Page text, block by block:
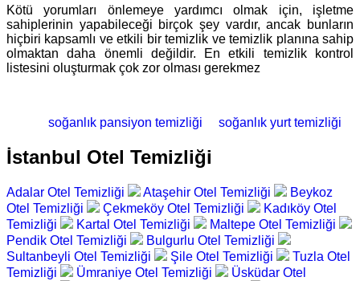
Kötü yorumları önlemeye yardımcı olmak için, işletme
sahiplerinin yapabileceği birçok şey vardır, ancak bunların
hiçbiri kapsamlı ve etkili bir temizlik ve temizlik planına sahip
olmaktan daha önemli değildir. En etkili temizlik kontrol
listesini oluşturmak çok zor olması gerekmez
soğanlık pansiyon temizliği soğanlık yurt temizliği
İstanbul Otel Temizliği
Adalar Otel Temizliği Ataşehir Otel Temizliği
Beykoz
Otel Temizliği
Çekmeköy Otel Temizliği
Kadıköy Otel
Temizliği
Kartal Otel Temizliği
Maltepe Otel Temizliği
Pendik Otel Temizliği
Bulgurlu Otel Temizliği
Sultanbeyli Otel Temizliği
Şile Otel Temizliği
Tuzla Otel
Temizliği
Ümraniye Otel Temizliği
Üsküdar Otel